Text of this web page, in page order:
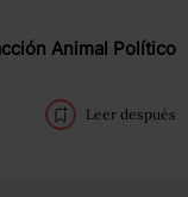
Animal Político
Leer después